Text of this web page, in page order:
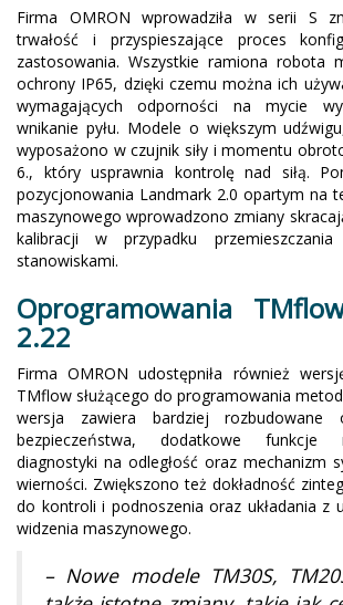
Firma OMRON wprowadziła w serii S
trwałość i przyspieszające proces
zastosowania. Wszystkie ramiona robota
ochrony IP65, dzięki czemu można ich
wymagających odporności na mycie
wnikanie pyłu. Modele o większym
wyposażono w czujnik siły i momentu
6., który usprawnia kontrolę nad siłą.
pozycjonowania Landmark 2.0 opartym na
maszynowego wprowadzono zmiany
kalibracji w przypadku
stanowiskami.
Oprogramowania
2.22
Firma OMRON udostępniła również
TMflow służącego do programowania
wersja zawiera bardziej rozbudowane
bezpieczeństwa, dodatkowe funkcje
diagnostyki na odległość oraz mechanizm
wierności. Zwiększono też dokładność
do kontroli i podnoszenia oraz układania z
widzenia maszynowego.
– Nowe modele TM30S,